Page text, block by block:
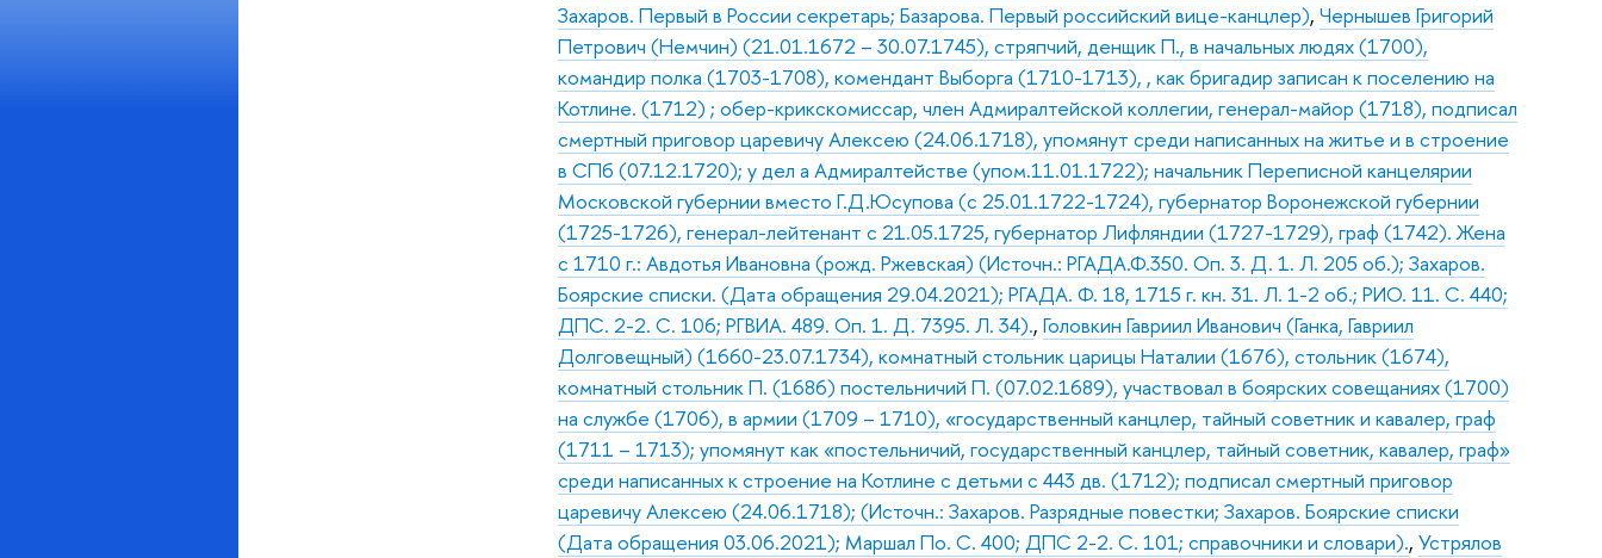
Захаров. Первый в России секретарь; Базарова. Первый российский вице-канцлер),Чернышев Григорий
Петрович (Немчин) (21.01.1672 – 30.07.1745), стряпчий, денщик П., в начальных людях (1700),
командир полка (1703-1708), комендант Выборга (1710-1713), , как бригадир записан к поселению на
Котлине. (1712) ; обер-крикскомиссар, член Адмиралтейской коллегии, генерал-майор (1718), подписал
смертный приговор царевичу Алексею (24.06.1718), упомянут среди написанных на житье и в строение
в СПб (07.12.1720); у дел а Адмиралтействе (упом.11.01.1722); начальник Переписной канцелярии
Московской губернии вместо Г.Д.Юсупова (с 25.01.1722-1724), губернатор Воронежской губернии
(1725-1726), генерал-лейтенант с 21.05.1725, губернатор Лифляндии (1727-1729), граф (1742). Жена
с 1710 г.: Авдотья Ивановна (рожд. Ржевская) (Источн.: РГАДА.Ф.350. Оп. 3. Д. 1. Л. 205 об.); Захаров.
Боярские списки. (Дата обращения 29.04.2021); РГАДА. Ф. 18, 1715 г. кн. 31. Л. 1-2 об.; РИО. 11. С. 440;
ДПС. 2-2. С. 106; РГВИА. 489. Оп. 1. Д. 7395. Л. 34).,Головкин Гавриил Иванович (Ганка, Гавриил
Долговещный) (1660-23.07.1734), комнатный стольник царицы Наталии (1676), стольник (1674),
комнатный стольник П. (1686) постельничий П. (07.02.1689), участвовал в боярских совещаниях (1700)
на службе (1706), в армии (1709 – 1710), «государственный канцлер, тайный советник и кавалер, граф
(1711 – 1713); упомянут как «постельничий, государственный канцлер, тайный советник, кавалер, граф»
среди написанных к строение на Котлине с детьми с 443 дв. (1712); подписал смертный приговор
царевичу Алексею (24.06.1718); (Источн.: Захаров. Разрядные повестки; Захаров. Боярские списки
(Дата обращения 03.06.2021); Маршал По. С. 400; ДПС 2-2. С. 101; справочники и словари).,Устрялов